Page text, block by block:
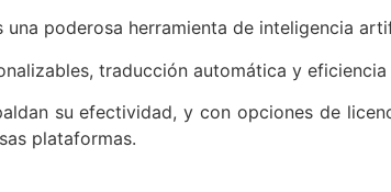
una poderosa herramienta de inteligencia
traducción automática y
su efectividad, y con opciones de
plataformas.